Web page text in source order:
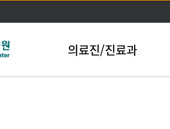
본문바로가기
의료진/진료과